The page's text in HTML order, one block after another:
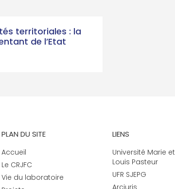
territoriales : la
de l’Etat
PLAN DU SITE
Accueil
Le CRJFC
Vie du laboratoire
LIENS
Université Marie et
Louis Pasteur
UFR SJEPG
Arcjuris